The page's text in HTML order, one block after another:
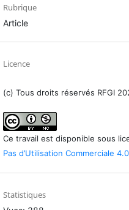
Rubrique
Article
Licence
(c) Tous droits réservés RFGI
Ce travail est disponible sous
Pas d’Utilisation Commerciale
Statistiques